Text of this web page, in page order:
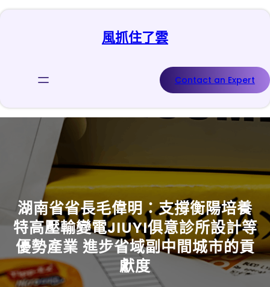
跳
風抓住了雲
Contact an Expert
湖南省省長毛偉明：支撐衡陽培養
特高壓輸變電JIUYI俱意診所設計等
優勢產業 進步省域副中間城市的貢
獻度